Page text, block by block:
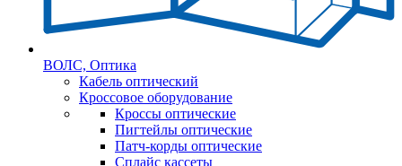
ВОЛС, Оптика
Кабель оптический
Кроссовое оборудование
Кроссы оптические
Пигтейлы оптические
Патч-корды оптические
Сплайс кассеты